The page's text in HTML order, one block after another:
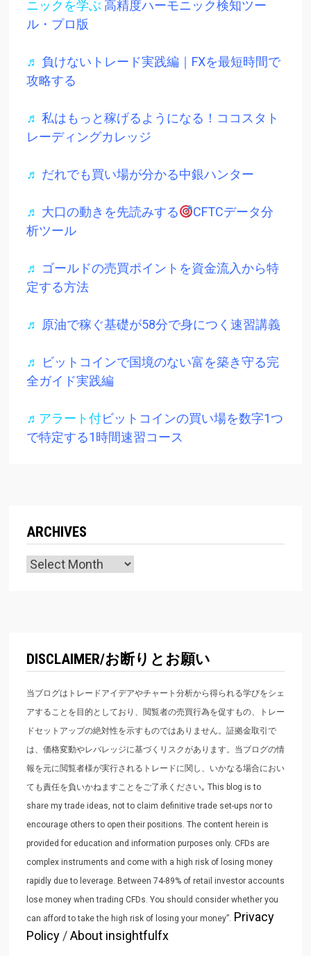
ニックを学ぶ 高精度ハーモニック検知ツー
ル・プロ版
♬ 負けないトレード実践編｜FXを最短時間で
攻略する
♬ 私はもっと稼げるようになる！ココスタト
レーディングカレッジ
♬ だれでも買い場が分かる中銀ハンター
♬ 大口の動きを先読みする
CFTCデータ分
析ツール
♬ ゴールドの売買ポイントを資金流入から特
定する方法
♬ 原油で稼ぐ基礎が58分で身につく速習講義
♬
ビットコインで国境のない富を築き守る完
全ガイド実践編
♬アラート付ビットコインの買い場を数字1つ
で特定する1時間速習コース
ARCHIVES
Archives
DISCLAIMER/お断りとお願い
当ブログはトレードアイデアやチャート分析から得られる学びをシェ
アすることを目的としており、閲覧者の売買行為を促すもの、トレー
ドセットアップの絶対性を示すものではありません。証拠金取引で
は、価格変動やレバレッジに基づくリスクがあります。当ブログの情
報を元に閲覧者様が実行されるトレードに関し、いかなる場合におい
ても責任を負いかねますことをご了承ください｡ This blog is to
share my trade ideas, not to claim definitive trade set-ups nor to
encourage others to open their positions. The content herein is
provided for education and information purposes only. CFDs are
complex instruments and come with a high risk of losing money
rapidly due to leverage. Between 74-89% of retail investor accounts
lose money when trading CFDs. You should consider whether you
can afford to take the high risk of losing your money”. Privacy
Policy/About insightfulfx